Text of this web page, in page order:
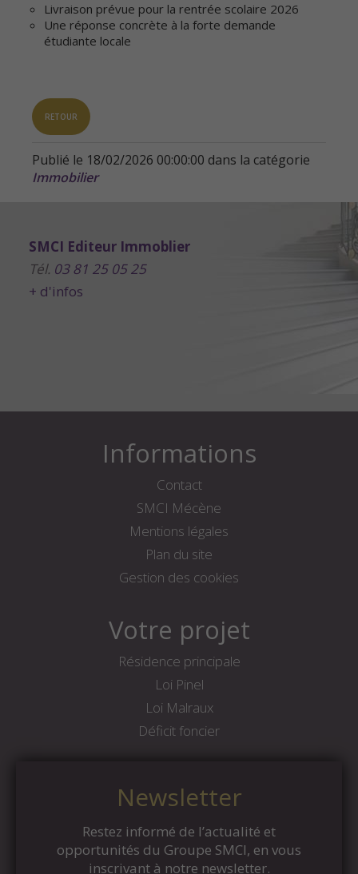
Livraison prévue pour la rentrée scolaire 2026
Une réponse concrète à la forte demande
étudiante locale
RETOUR
Publié le 18/02/2026 00:00:00 dans la catégorie
Immobilier
SMCI Editeur Immoblier
Tél. 03 81 25 05 25
+ d'infos
Informations
Contact
SMCI Mécène
Mentions légales
Plan du site
Gestion des cookies
Votre projet
Résidence principale
Loi Pinel
Loi Malraux
Déficit foncier
Newsletter
Restez informé de l’actualité et
opportunités du Groupe SMCI, en vous
inscrivant à notre newsletter.